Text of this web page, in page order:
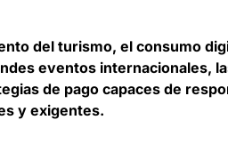
del turismo, el consumo
eventos internacionales,
de pago capaces de
y exigentes.